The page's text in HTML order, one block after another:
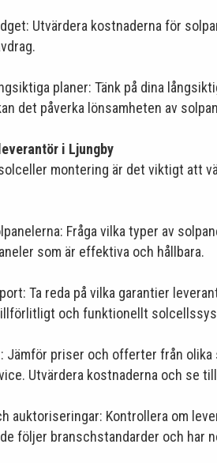
Utvärdera kostnaderna för
planer: Tänk på dina
det påverka lönsamheten av
i Ljungby
montering är det viktigt att
Fråga vilka typer av
som är effektiva och hållbara.
Ta reda på vilka garantier
och funktionellt
Jämför priser och offerter från olika
Utvärdera kostnaderna och se
auktoriseringar: Kontrollera om
följer branschstandarder och har